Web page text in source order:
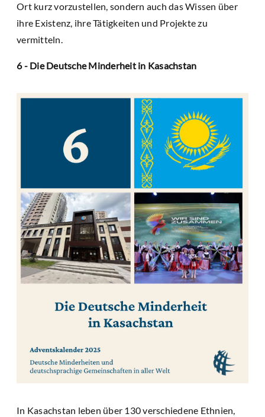
Ort kurz vorzustellen, sondern auch das Wissen über
ihre Existenz, ihre Tätigkeiten und Projekte zu
vermitteln.
6 - Die Deutsche Minderheit in Kasachstan
In Kasachstan leben über 130 verschiedene Ethnien,